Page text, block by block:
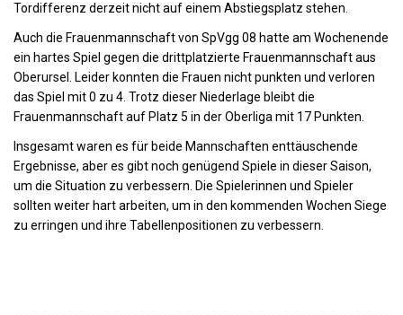
Tordifferenz derzeit nicht auf einem Abstiegsplatz stehen.
Auch die Frauenmannschaft von SpVgg 08 hatte am Wochenende
ein hartes Spiel gegen die drittplatzierte Frauenmannschaft aus
Oberursel. Leider konnten die Frauen nicht punkten und verloren
das Spiel mit 0 zu 4. Trotz dieser Niederlage bleibt die
Frauenmannschaft auf Platz 5 in der Oberliga mit 17 Punkten.
Insgesamt waren es für beide Mannschaften enttäuschende
Ergebnisse, aber es gibt noch genügend Spiele in dieser Saison,
um die Situation zu verbessern. Die Spielerinnen und Spieler
sollten weiter hart arbeiten, um in den kommenden Wochen Siege
zu erringen und ihre Tabellenpositionen zu verbessern.